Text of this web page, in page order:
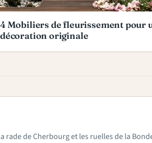
4 Mobiliers de fleurissement pour
décoration originale
de Cherbourg et les ruelles de la